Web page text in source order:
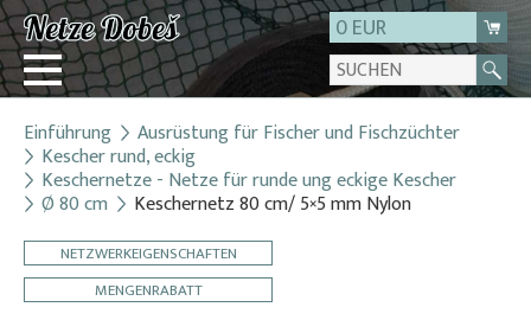
0 EUR
Login
Registrierung
Kontakt
Einführung Ausrüstung für Fischer und Fischzüchter
Kescher rund, eckig
Keschernetze - Netze für runde ung eckige Kescher
Ø 80 cm Keschernetz 80 cm/ 5×5 mm Nylon
NETZWERKEIGENSCHAFTEN
MENGENRABATT